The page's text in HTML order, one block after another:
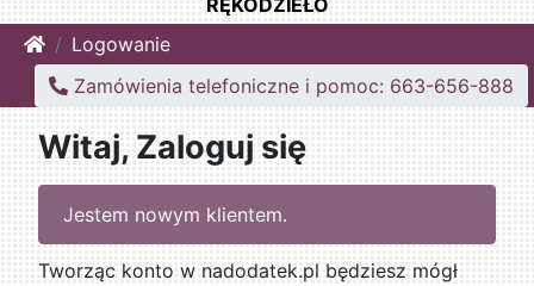
RĘKODZIEŁO
HomeLogowanie
Zamówienia telefoniczne i pomoc: 663-656-888
Witaj, Zaloguj się
Jestem nowym klientem.
Tworząc konto w nadodatek.pl będziesz mógł